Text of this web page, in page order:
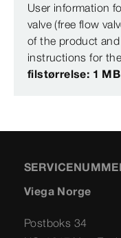
User information
valve (free flow
of the product
instructions for
filstørrelse: 1 MB
Viega Norge
Postboks 34